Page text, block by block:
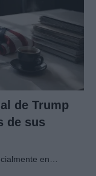
de Trump
de sus
en…